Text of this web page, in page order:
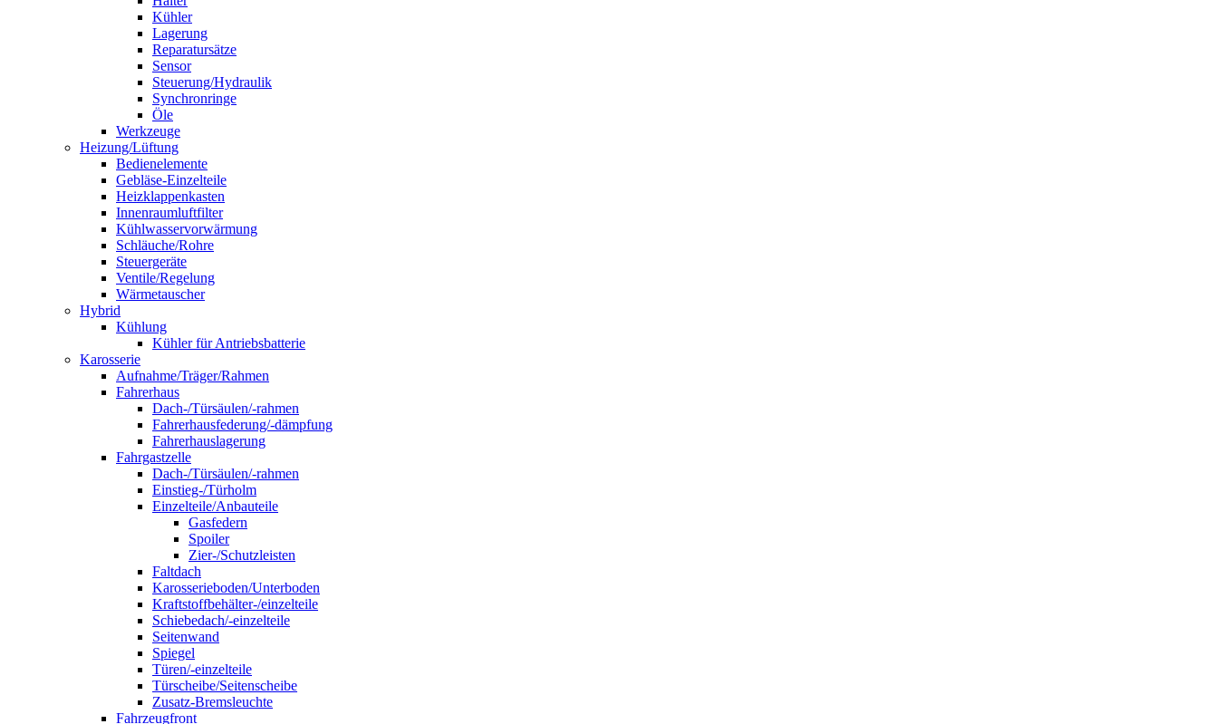
Kühler
Lagerung
Reparatursätze
Sensor
Steuerung/Hydraulik
Synchronringe
Öle
Werkzeuge
Heizung/Lüftung
Bedienelemente
Gebläse-Einzelteile
Heizklappenkasten
Innenraumluftfilter
Kühlwasservorwärmung
Schläuche/Rohre
Steuergeräte
Ventile/Regelung
Wärmetauscher
Hybrid
Kühlung
Kühler für Antriebsbatterie
Karosserie
Aufnahme/Träger/Rahmen
Fahrerhaus
Dach-/Türsäulen/-rahmen
Fahrerhausfederung/-dämpfung
Fahrerhauslagerung
Fahrgastzelle
Dach-/Türsäulen/-rahmen
Einstieg-/Türholm
Einzelteile/Anbauteile
Gasfedern
Spoiler
Zier-/Schutzleisten
Faltdach
Karosserieboden/Unterboden
Kraftstoffbehälter-/einzelteile
Schiebedach/-einzelteile
Seitenwand
Spiegel
Türen/-einzelteile
Türscheibe/Seitenscheibe
Zusatz-Bremsleuchte
Fahrzeugfront